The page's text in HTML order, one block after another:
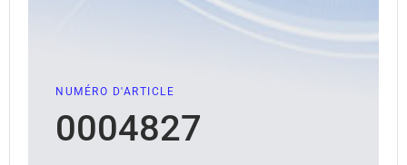
NUMÉRO D'ARTICLE
0004827